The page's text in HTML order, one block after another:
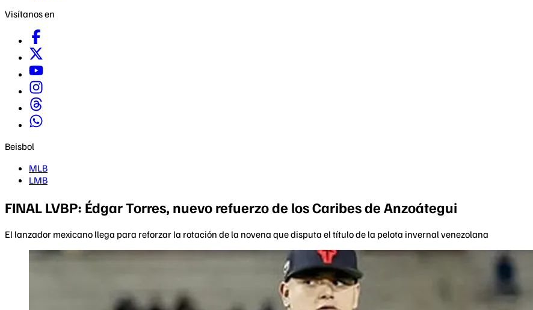
Visítanos en
Beisbol
MLB
LMB
FINAL LVBP: Édgar Torres, nuevo refuerzo de los Caribes de Anzoátegui
El lanzador mexicano llega para reforzar la rotación de la novena que disputa el título de la pelota invernal venezolana